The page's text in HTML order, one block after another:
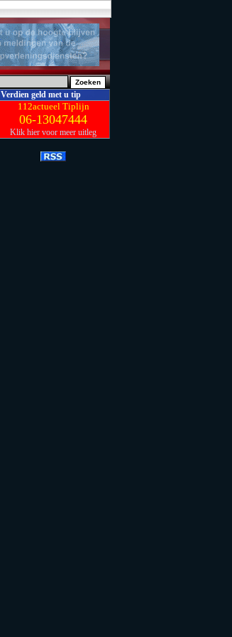
Verdien geld met u tip
112actueel Tiplijn
06-13047444
Klik hier voor meer uitleg